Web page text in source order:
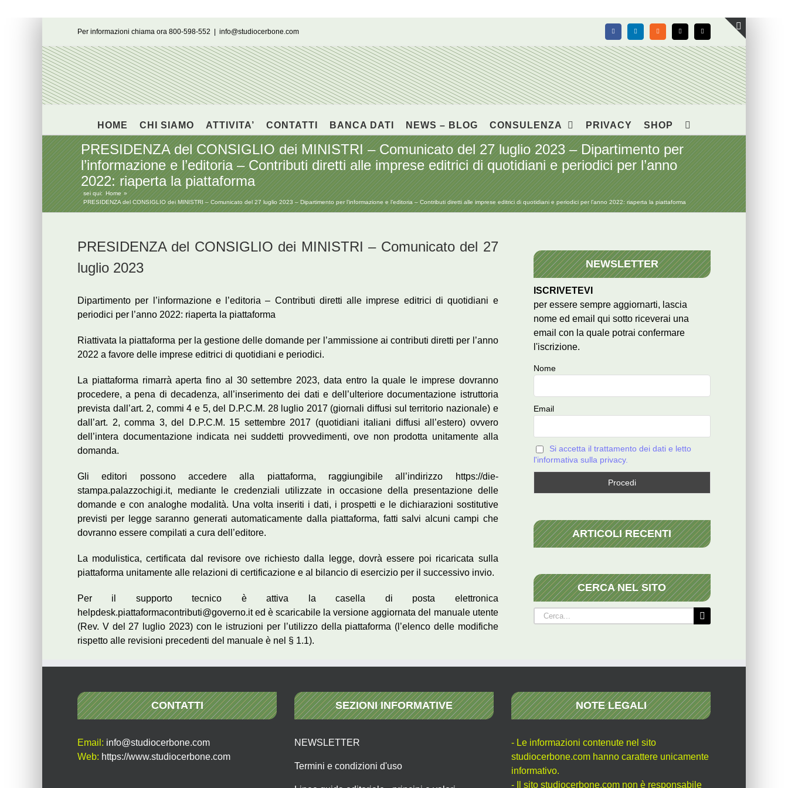
Per informazioni chiama ora 800-598-552 info@studiocerbone.com FacebookLinkedIn Rss X Email
HOME CHI SIAMO ATTIVITA’ CONTATTI BANCA DATI NEWS – BLOG CONSULENZA PRIVACY SHOP
PRESIDENZA del CONSIGLIO dei MINISTRI – Comunicato del 27 luglio 2023 – Dipartimento per
l’informazione e l’editoria – Contributi diretti alle imprese editrici di quotidiani e periodici per l’anno
2022: riaperta la piattaforma
sei qui: Home
PRESIDENZA del CONSIGLIO dei MINISTRI – Comunicato del 27 luglio 2023 – Dipartimento per l’informazione e l’editoria – Contributi diretti alle imprese editrici di quotidiani e periodici per l’anno 2022: riaperta la piattaforma
PRESIDENZA del CONSIGLIO dei MINISTRI – Comunicato del 27
luglio 2023
Dipartimento per l’informazione e l’editoria – Contributi diretti alle imprese editrici di quotidiani e
periodici per l’anno 2022: riaperta la piattaforma
Riattivata la piattaforma per la gestione delle domande per l’ammissione ai contributi diretti per l’anno
2022 a favore delle imprese editrici di quotidiani e periodici.
La piattaforma rimarrà aperta fino al 30 settembre 2023, data entro la quale le imprese dovranno
procedere, a pena di decadenza, all’inserimento dei dati e dell’ulteriore documentazione istruttoria
prevista dall’art. 2, commi 4 e 5, del D.P.C.M. 28 luglio 2017 (giornali diffusi sul territorio nazionale) e
dall’art. 2, comma 3, del D.P.C.M. 15 settembre 2017 (quotidiani italiani diffusi all’estero) ovvero
dell’intera documentazione indicata nei suddetti provvedimenti, ove non prodotta unitamente alla
domanda.
Gli editori possono accedere alla piattaforma, raggiungibile all’indirizzo https://die-
stampa.palazzochigi.it, mediante le credenziali utilizzate in occasione della presentazione delle
domande e con analoghe modalità. Una volta inseriti i dati, i prospetti e le dichiarazioni sostitutive
previsti per legge saranno generati automaticamente dalla piattaforma, fatti salvi alcuni campi che
dovranno essere compilati a cura dell’editore.
La modulistica, certificata dal revisore ove richiesto dalla legge, dovrà essere poi ricaricata sulla
piattaforma unitamente alle relazioni di certificazione e al bilancio di esercizio per il successivo invio.
Per il supporto tecnico è attiva la casella di posta elettronica
helpdesk.piattaformacontributi@governo.it ed è scaricabile la versione aggiornata del manuale utente
(Rev. V del 27 luglio 2023) con le istruzioni per l’utilizzo della piattaforma (l’elenco delle modifiche
rispetto alle revisioni precedenti del manuale è nel § 1.1).
NEWSLETTER
ISCRIVETEVI
per essere sempre aggiornarti, lascia
nome ed email qui sotto riceverai una
email con la quale potrai confermare
l'iscrizione.
Nome
Email
Si accetta il trattamento dei dati e letto
l'informativa sulla privacy.
ARTICOLI RECENTI
CERCA NEL SITO
Cerca
per:
CONTATTI
Email: info@studiocerbone.com
Web: https://www.studiocerbone.com
SEZIONI INFORMATIVE
NEWSLETTER
Termini e condizioni d'uso
NOTE LEGALI
- Le informazioni contenute nel sito
studiocerbone.com hanno carattere unicamente
informativo.
- Il sito studiocerbone.com non è responsabile
Toggle
area
barra
scorrevole